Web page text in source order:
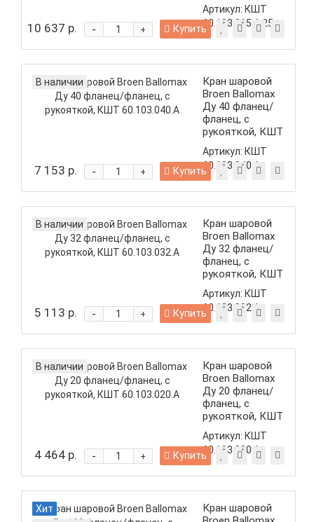
Артикул: КШТ
60.103.065.А.25
10 637 р. +
- Купить
В наличии
Кран шаровой
Broen Ballomax
Ду 40 фланец/
фланец, с
рукояткой, КШТ
60.103.040.А
Артикул: КШТ
60.103.040.А
7 153 р. +
- Купить
В наличии
Кран шаровой
Broen Ballomax
Ду 32 фланец/
фланец, с
рукояткой, КШТ
60.103.032.А
Артикул: КШТ
60.103.032.А
5 113 р. +
- Купить
В наличии
Кран шаровой
Broen Ballomax
Ду 20 фланец/
фланец, с
рукояткой, КШТ
60.103.020.А
Артикул: КШТ
60.103.020.А
4 464 р. +
- Купить
Хит
Кран шаровой